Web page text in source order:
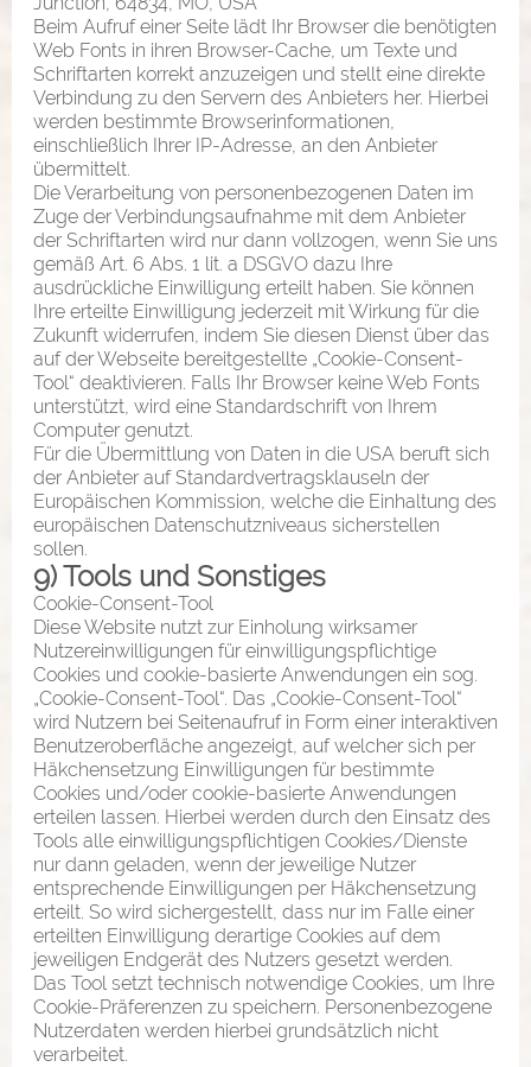
Beim Aufruf einer Seite lädt Ihr Browser die benötigten
Web Fonts in ihren Browser-Cache, um Texte und
Schriftarten korrekt anzuzeigen und stellt eine direkte
Verbindung zu den Servern des Anbieters her. Hierbei
werden bestimmte Browserinformationen,
einschließlich Ihrer IP-Adresse, an den Anbieter
übermittelt.
Die Verarbeitung von personenbezogenen Daten im
Zuge der Verbindungsaufnahme mit dem Anbieter
der Schriftarten wird nur dann vollzogen, wenn Sie uns
gemäß Art. 6 Abs. 1 lit. a DSGVO dazu Ihre
ausdrückliche Einwilligung erteilt haben. Sie können
Ihre erteilte Einwilligung jederzeit mit Wirkung für die
Zukunft widerrufen, indem Sie diesen Dienst über das
auf der Webseite bereitgestellte „Cookie-Consent-
Tool“ deaktivieren. Falls Ihr Browser keine Web Fonts
unterstützt, wird eine Standardschrift von Ihrem
Computer genutzt.
Für die Übermittlung von Daten in die USA beruft sich
der Anbieter auf Standardvertragsklauseln der
Europäischen Kommission, welche die Einhaltung des
europäischen Datenschutzniveaus sicherstellen
sollen.
9) Tools und Sonstiges
Cookie-Consent-Tool
Diese Website nutzt zur Einholung wirksamer
Nutzereinwilligungen für einwilligungspflichtige
Cookies und cookie-basierte Anwendungen ein sog.
„Cookie-Consent-Tool“. Das „Cookie-Consent-Tool“
wird Nutzern bei Seitenaufruf in Form einer interaktiven
Benutzeroberfläche angezeigt, auf welcher sich per
Häkchensetzung Einwilligungen für bestimmte
Cookies und/oder cookie-basierte Anwendungen
erteilen lassen. Hierbei werden durch den Einsatz des
Tools alle einwilligungspflichtigen Cookies/Dienste
nur dann geladen, wenn der jeweilige Nutzer
entsprechende Einwilligungen per Häkchensetzung
erteilt. So wird sichergestellt, dass nur im Falle einer
erteilten Einwilligung derartige Cookies auf dem
jeweiligen Endgerät des Nutzers gesetzt werden.
Das Tool setzt technisch notwendige Cookies, um Ihre
Cookie-Präferenzen zu speichern. Personenbezogene
Nutzerdaten werden hierbei grundsätzlich nicht
verarbeitet.